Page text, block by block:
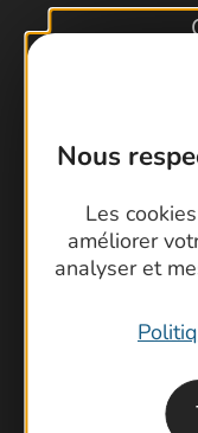
Nous
Les
améliorer
analyser et